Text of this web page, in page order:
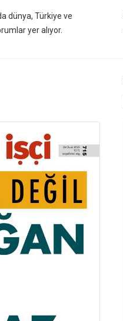
dünya, Türkiye ve
yer alıyor.